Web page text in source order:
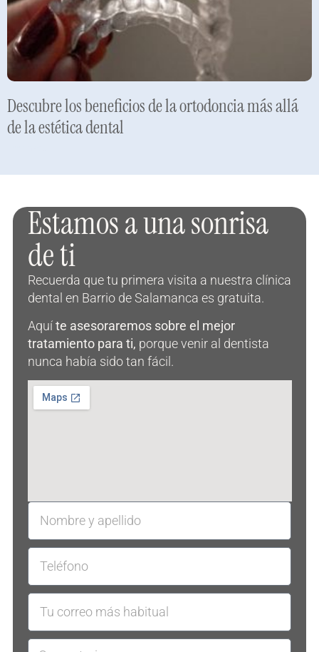
Descubre los beneficios de la ortodoncia más allá
de la estética dental
Estamos a una sonrisa
de ti
Recuerda que tu primera visita a nuestra clínica
dental en Barrio de Salamanca es gratuita.
Aquíte asesoraremos sobre el mejor
tratamiento para ti, porque venir al dentista
nunca había sido tan fácil.